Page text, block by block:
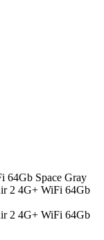
Space Gray